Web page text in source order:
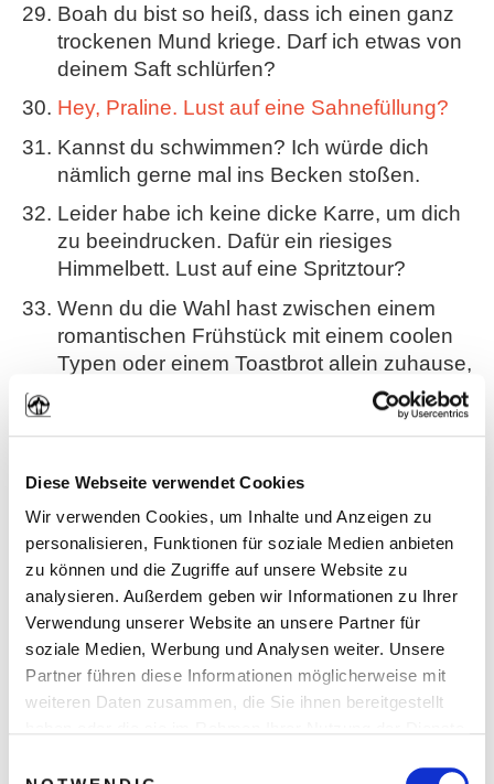
Diese Webseite verwendet Cookies
Wir verwenden Cookies, um Inhalte und Anzeigen zu
personalisieren, Funktionen für soziale Medien anbieten
zu können und die Zugriffe auf unsere Website zu
analysieren. Außerdem geben wir Informationen zu Ihrer
Verwendung unserer Website an unsere Partner für
soziale Medien, Werbung und Analysen weiter. Unsere
Partner führen diese Informationen möglicherweise mit
weiteren Daten zusammen, die Sie ihnen bereitgestellt
Boah du bist so heiß, dass ich einen ganz
trockenen Mund kriege. Darf ich etwas von
deinem Saft schlürfen?
Hey, Praline. Lust auf eine Sahnefüllung?
Kannst du schwimmen? Ich würde dich
nämlich gerne mal ins Becken stoßen.
Leider habe ich keine dicke Karre, um dich
zu beeindrucken. Dafür ein riesiges
Himmelbett. Lust auf eine Spritztour?
Wenn du die Wahl hast zwischen einem
romantischen Frühstück mit einem coolen
Typen oder einem Toastbrot allein zuhause,
wie lange brauchst du bis du bei mir bist?
Ich hoffe, du magst Tiere. Bist du auch gut
aufsatteln?
Hast du Fieber? Du siehst nämlich
verdammt heiß aus.
Ich hab’ meine Schlüssel verloren. Darf ich
heute Nacht bei dir schlafen?
Du stinkst. Komm wir gehen Duschen ; )